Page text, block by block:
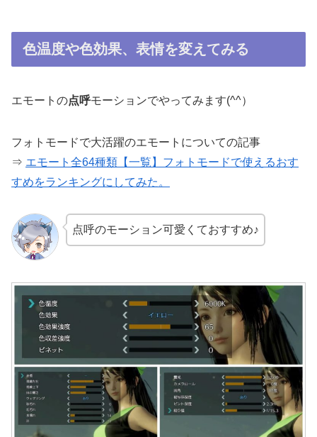
色温度や色効果、表情を変えてみる
エモートの点呼モーションでやってみます(^^）
フォトモードで大活躍のエモートについての記事
⇒ エモート全64種類【一覧】フォトモードで使えるおす
すめをランキングにしてみた。
点呼のモーション可愛くておすすめ♪